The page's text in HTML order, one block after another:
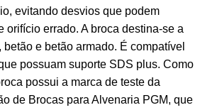
evitando desvios que podem
orifício errado. A broca destina-se a
e betão armado. É compatível
possuam suporte SDS plus. Como
possui a marca de teste da
de Brocas para Alvenaria PGM, que